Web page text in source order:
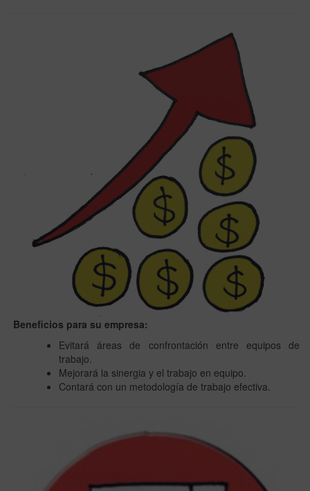
Beneficios para su empresa:
Evitará áreas de confrontación entre equipos de
trabajo.
Mejorará la sinergia y el trabajo en equipo.
Contará con un metodología de trabajo efectiva.